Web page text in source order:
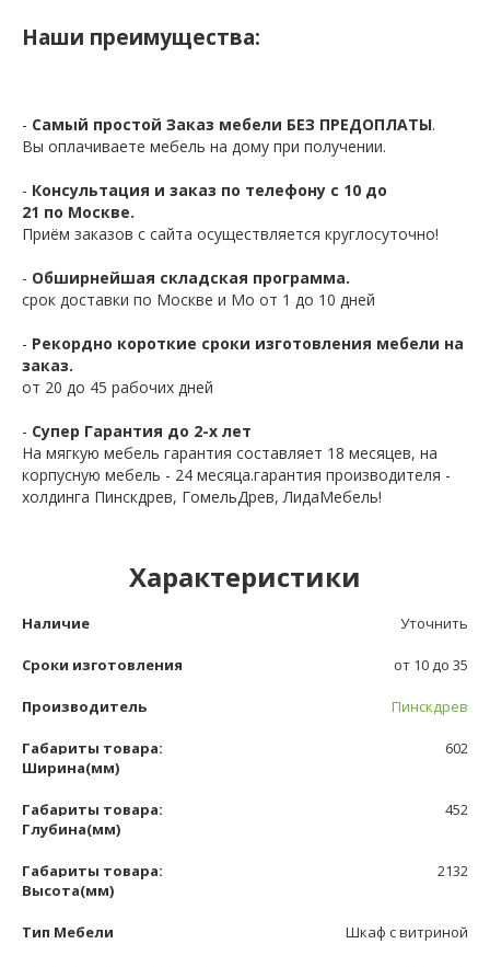
Наши преимущества:
- Самый простой Заказ мебели БЕЗ ПРЕДОПЛАТЫ.
Вы оплачиваете мебель на дому при получении.
- Консультация и заказ по телефону с 10 до
21 по Москве.
Приём заказов с сайта осуществляется круглосуточно!
- Обширнейшая складская программа.
срок доставки по Москве и Мо от 1 до 10 дней
- Рекордно короткие сроки изготовления мебели на
заказ.
от 20 до 45 рабочих дней
- Супер Гарантия до 2-х лет
На мягкую мебель гарантия составляет 18 месяцев, на
корпусную мебель - 24 месяца.гарантия производителя -
холдинга Пинскдрев, ГомельДрев, ЛидаМебель!
Характеристики
Наличие Уточнить
Сроки изготовления от 10 до 35
Производитель Пинскдрев
Габариты товара:
Ширина(мм)
602
Габариты товара:
Глубина(мм)
452
Габариты товара:
Высота(мм)
2132
Тип Мебели Шкаф с витриной